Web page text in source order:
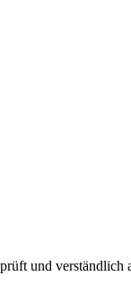
und verständlich